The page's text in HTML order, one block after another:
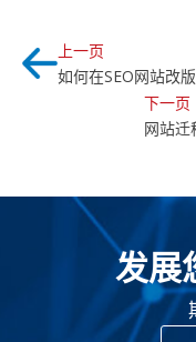
上一页
如何在SEO网站改
下一页
网站迁
发展